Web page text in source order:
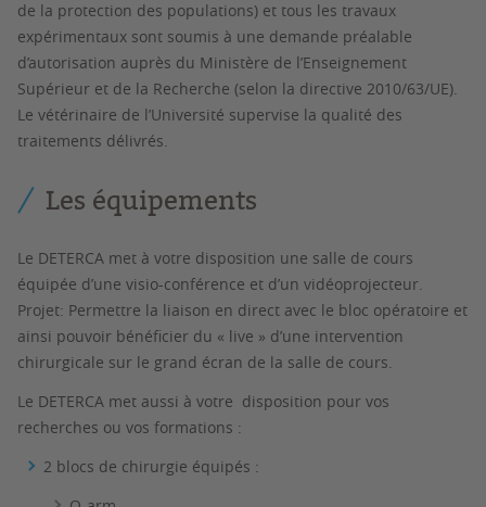
de la protection des populations) et tous les travaux
expérimentaux sont soumis à une demande préalable
d’autorisation auprès du Ministère de l’Enseignement
Supérieur et de la Recherche (selon la directive 2010/63/UE).
Le vétérinaire de l’Université supervise la qualité des
traitements délivrés.
Les équipements
Le DETERCA met à votre disposition une salle de cours
équipée d’une visio-conférence et d’un vidéoprojecteur.
Projet: Permettre la liaison en direct avec le bloc opératoire et
ainsi pouvoir bénéficier du « live » d’une intervention
chirurgicale sur le grand écran de la salle de cours.
Le DETERCA met aussi à votre disposition pour vos
recherches ou vos formations :
2 blocs de chirurgie équipés :